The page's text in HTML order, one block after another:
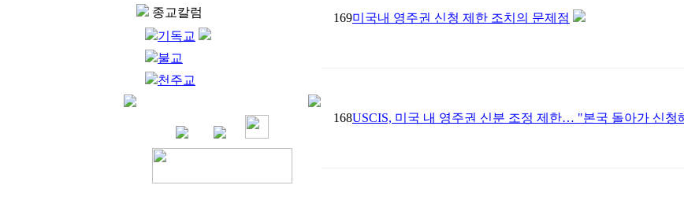
종교칼럼
기독교
불교
천주교
169미국내 영주권 신청 제한 조치의 문제점
168USCIS, 미국 내 영주권 신분 조정 제한… "본국 돌아가 신청